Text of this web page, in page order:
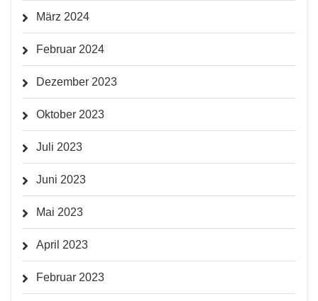
März 2024
Februar 2024
Dezember 2023
Oktober 2023
Juli 2023
Juni 2023
Mai 2023
April 2023
Februar 2023